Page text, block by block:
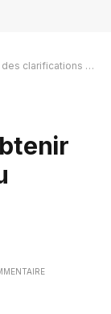
gouvernement de transition